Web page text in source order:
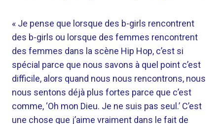
« Je pense que lorsque des b-girls rencontrent
des b-girls ou lorsque des femmes rencontrent
des femmes dans la scène Hip Hop, c’est si
spécial parce que nous savons à quel point c’est
difficile, alors quand nous nous rencontrons, nous
nous sentons déjà plus fortes parce que c’est
comme, ‘Oh mon Dieu. Je ne suis pas seul.’ C’est
une chose que j’aime vraiment dans le fait de